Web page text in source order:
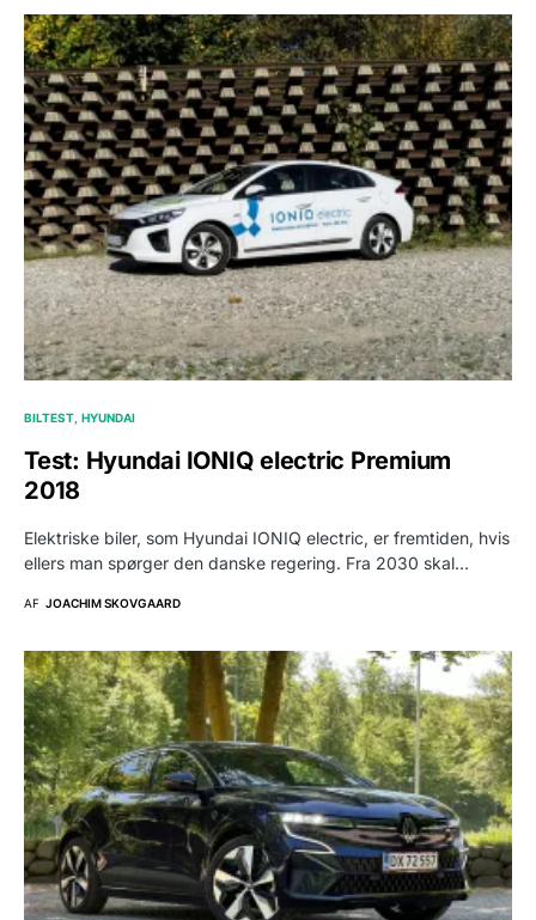
BILTEST HYUNDAI
Test: Hyundai IONIQ electric Premium
2018
Elektriske biler, som Hyundai IONIQ electric, er fremtiden, hvis
ellers man spørger den danske regering. Fra 2030 skal…
AF JOACHIM SKOVGAARD